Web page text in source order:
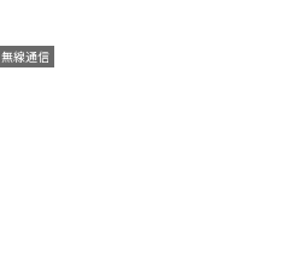
無線通信